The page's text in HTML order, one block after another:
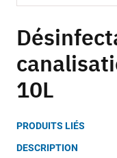
to
the
beginning
of
the
gallery
10L
PRODUITS LIÉS
DESCRIPTION